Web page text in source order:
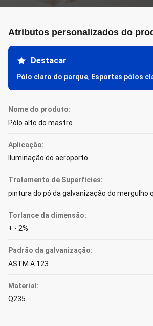
Atributos personalizados do
Destacar
Pólo claro do parque, Esportes pólos
Nome do produto:
Pólo alto do mastro
Aplicação:
Iluminação do aeroporto
Tratamento de Superfícies:
pintura do pó da galvanização do mergulho
Torlance da dimensão:
+ - 2%
Padrão da galvanização:
ASTM A 123
Material:
Q235